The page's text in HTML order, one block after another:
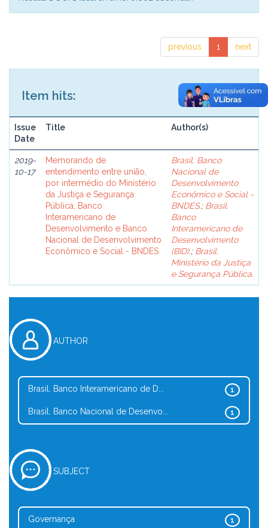
previous 1 next
Item hits:
Issue
Date
Title Author(s)
2019-
10-17
Memorando de
entendimento entre união,
por intermédio do Ministério
da Justiça e Segurança
Pública, Banco
Interamericano de
Desenvolvimento e Banco
Nacional de Desenvolvimento
Econômico e Social - BNDES
Brasil. Banco
Nacional de
Desenvolvimento
Econômico e Social -
BNDES.; Brasil.
Banco
Interamericano de
Desenvolvimento
(BID).; Brasil.
Ministério da Justiça
e Segurança Pública.
AUTHOR
1
Brasil. Banco Interamericano de D...
1
Brasil. Banco Nacional de Desenvo...
SUBJECT
1
Governança